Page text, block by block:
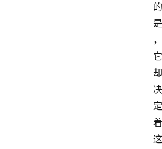
的
是
，
它
却
决
定
着
这